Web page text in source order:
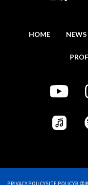
HOME NEWS
PRIVACY POLICYSITE POLICY利用